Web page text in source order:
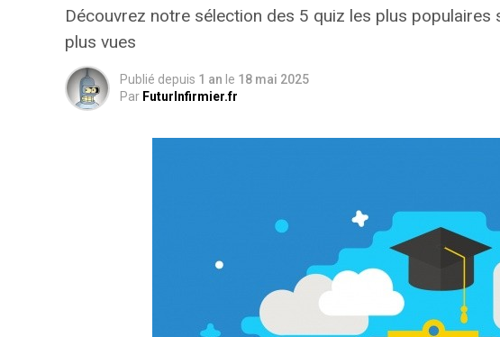
Découvrez notre sélection des 5 quiz les plus
plus vues
Publié depuis 1 an le 18 mai 2025
Par FuturInfirmier.fr